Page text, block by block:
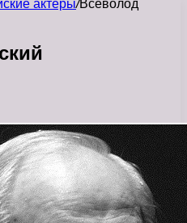
актеры/Всеволод